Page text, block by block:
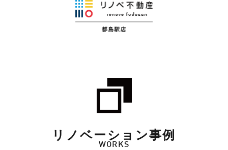
リノベーション事例
WORKS